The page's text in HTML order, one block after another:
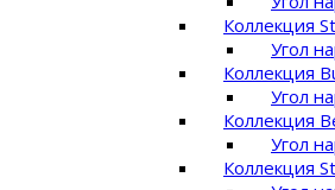
Коллекция
Угол
Коллекция
Угол
Коллекция
Угол
Коллекция